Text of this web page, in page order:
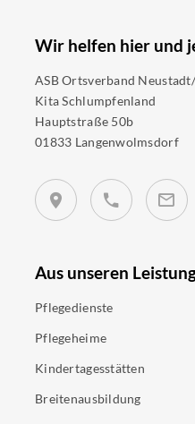
Wir helfen hier und
ASB Ortsverband Neustadt/
Kita Schlumpfenland
Hauptstraße 50b
01833 Langenwolmsdorf
Aus unseren
Pflegedienste
Pflegeheime
Kindertagesstätten
Breitenausbildung